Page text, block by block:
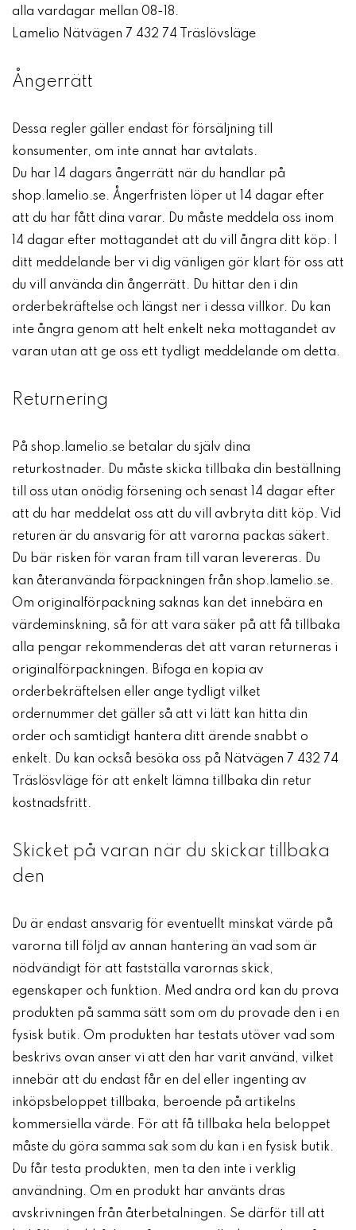
alla vardagar mellan 08-18.
Lamelio Nätvägen 7 432 74 Träslövsläge
Ångerrätt
Dessa regler gäller endast för försäljning till
konsumenter, om inte annat har avtalats.
Du har 14 dagars ångerrätt när du handlar på
shop.lamelio.se. Ångerfristen löper ut 14 dagar efter
att du har fått dina varar. Du måste meddela oss inom
14 dagar efter mottagandet att du vill ångra ditt köp. I
ditt meddelande ber vi dig vänligen gör klart för oss att
du vill använda din ångerrätt. Du hittar den i din
orderbekräftelse och längst ner i dessa villkor. Du kan
inte ångra genom att helt enkelt neka mottagandet av
varan utan att ge oss ett tydligt meddelande om detta.
Returnering
På shop.lamelio.se betalar du själv dina
returkostnader. Du måste skicka tillbaka din beställning
till oss utan onödig försening och senast 14 dagar efter
att du har meddelat oss att du vill avbryta ditt köp. Vid
returen är du ansvarig för att varorna packas säkert.
Du bär risken för varan fram till varan levereras. Du
kan återanvända förpackningen från shop.lamelio.se.
Om originalförpackning saknas kan det innebära en
värdeminskning, så för att vara säker på att få tillbaka
alla pengar rekommenderas det att varan returneras i
originalförpackningen. Bifoga en kopia av
orderbekräftelsen eller ange tydligt vilket
ordernummer det gäller så att vi lätt kan hitta din
order och samtidigt hantera ditt ärende snabbt o
enkelt. Du kan också besöka oss på Nätvägen 7 432 74
Träslösvläge för att enkelt lämna tillbaka din retur
kostnadsfritt.
Skicket på varan när du skickar tillbaka
den
Du är endast ansvarig för eventuellt minskat värde på
varorna till följd av annan hantering än vad som är
nödvändigt för att fastställa varornas skick,
egenskaper och funktion. Med andra ord kan du prova
produkten på samma sätt som om du provade den i en
fysisk butik. Om produkten har testats utöver vad som
beskrivs ovan anser vi att den har varit använd, vilket
innebär att du endast får en del eller ingenting av
inköpsbeloppet tillbaka, beroende på artikelns
kommersiella värde. För att få tillbaka hela beloppet
måste du göra samma sak som du kan i en fysisk butik.
Du får testa produkten, men ta den inte i verklig
användning. Om en produkt har använts dras
avskrivningen från återbetalningen. Se därför till att